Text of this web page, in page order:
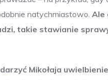
natychmiastowo. Ale
takie stawianie
Mikołaja